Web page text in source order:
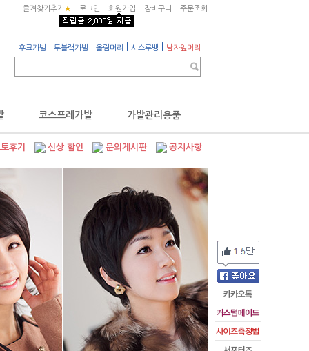
즐겨찾기추가★ 로그인 회원가입 장바구니 주문조회
후크가발| 투블럭가발| 올림머리 시스루뱅 남자앞머리
코스프레가발 가발관리용품
후기 신상 할인 문의게시판 공지사항